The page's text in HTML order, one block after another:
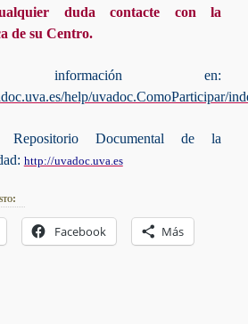
duda contacte con la
de su Centro.
información en:
help/uvadoc.ComoParticipar/
Repositorio Documental de la
http://uvadoc.uva.es
Facebook Más